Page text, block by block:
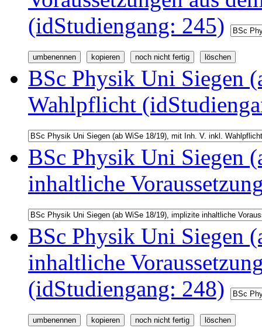
(idStudiengang: 245)
BSc Physik Uni Siegen
Wahlpflicht
BSc Physik Uni Siegen
inhaltliche
BSc Physik Uni Siegen
inhaltliche
(idStudiengang: 248)